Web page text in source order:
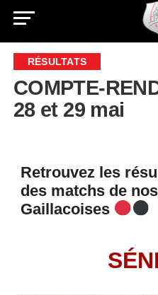
RÉSULTATS
COMPTE-
28 et 29 mai
Retrouvez les
des matchs de
Gaillacoises